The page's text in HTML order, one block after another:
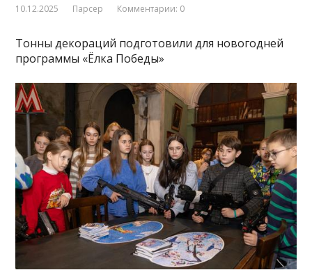
10.12.2025 Парсер Комментарии: 0
Тонны декораций подготовили для новогодней
программы «Ёлка Победы»